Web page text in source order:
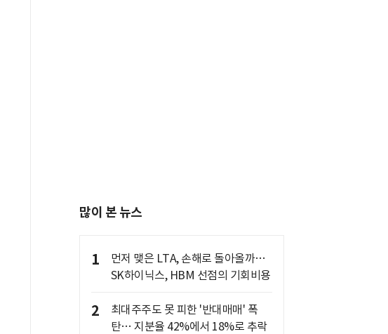
많이 본 뉴스
1
먼저 맺은 LTA, 손해로 돌아올까…
SK하이닉스, HBM 선점의 기회비용
2
최대주주도 못 피한 '반대매매' 폭
탄… 지분율 42%에서 18%로 추락